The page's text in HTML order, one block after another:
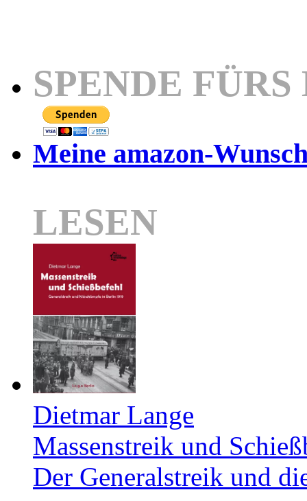
SPENDE
Meine amazon-
LESEN
Dietmar Lange
Massenstreik und
Der Generalstreik und